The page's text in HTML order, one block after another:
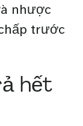
nhược
trước
hết